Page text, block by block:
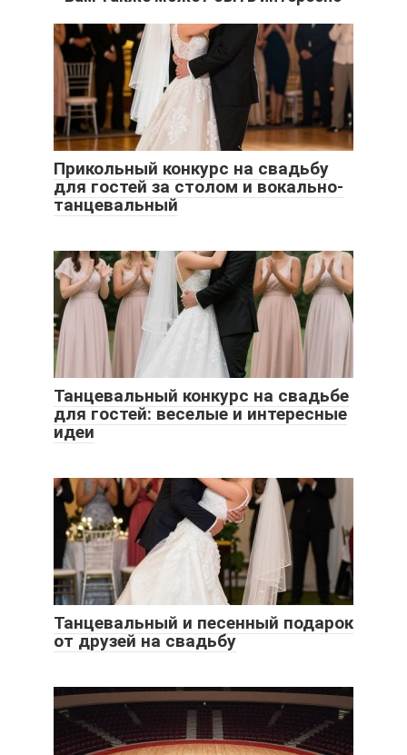
Прикольный конкурс на свадьбу
для гостей за столом и вокально-
танцевальный
Танцевальный конкурс на свадьбе
для гостей: веселые и интересные
идеи
Танцевальный и песенный подарок
от друзей на свадьбу